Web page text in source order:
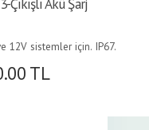
12V sistemler için. IP67.
TL